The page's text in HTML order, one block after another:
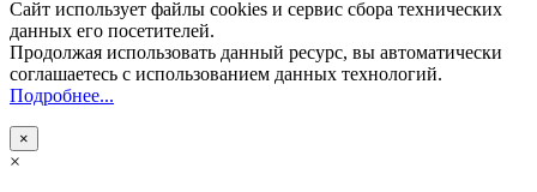
Сайт использует файлы cookies и сервис сбора технических
данных его посетителей.
Продолжая использовать данный ресурс, вы автоматически
соглашаетесь с использованием данных технологий.
Подробнее...
×
×